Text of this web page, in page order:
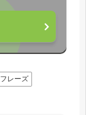
フレーズ